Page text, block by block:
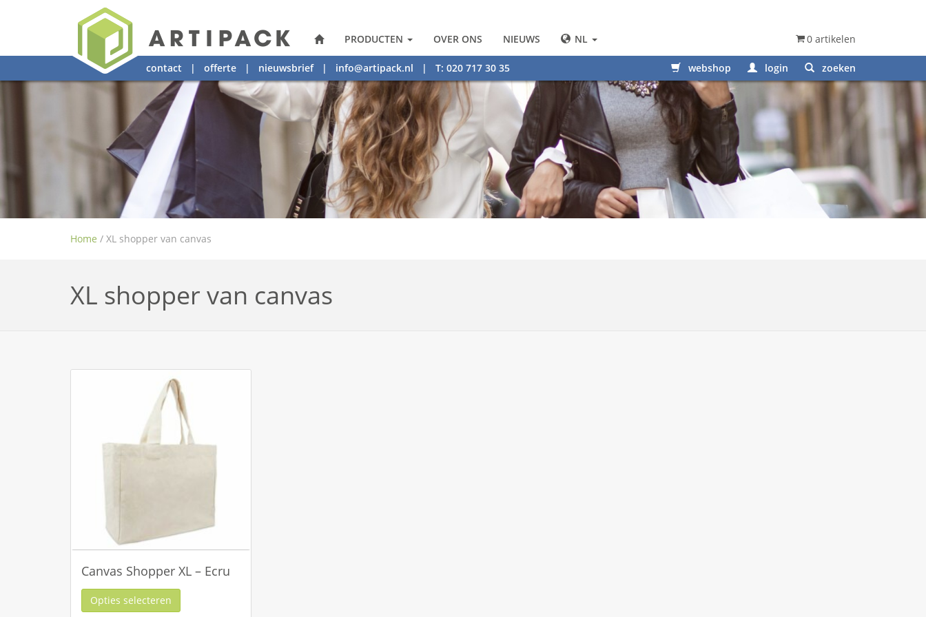
PRODUCTEN OVER ONS NIEUWS NL 0 artikelen
contact | offerte | nieuwsbrief| info@artipack.nl | T: 020 717 30 35 webshop login zoeken
Home / XL shopper van canvas
XL shopper van canvas
Canvas Shopper XL – Ecru
Opties selecteren